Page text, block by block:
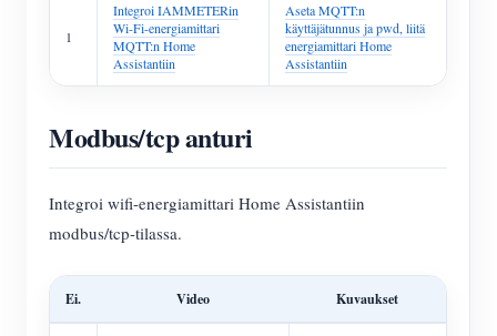
1
Integroi IAMMETERin
Wi-Fi-energiamittari
MQTT:n Home
Assistantiin
Aseta MQTT:n
käyttäjätunnus ja pwd, liitä
energiamittari Home
Assistantiin
Modbus/tcp anturi
Integroi wifi-energiamittari Home Assistantiin
modbus/tcp-tilassa.
Ei. Video Kuvaukset